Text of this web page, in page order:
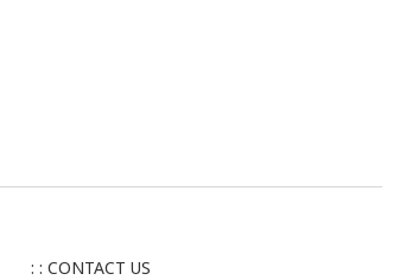
: : CONTACT US